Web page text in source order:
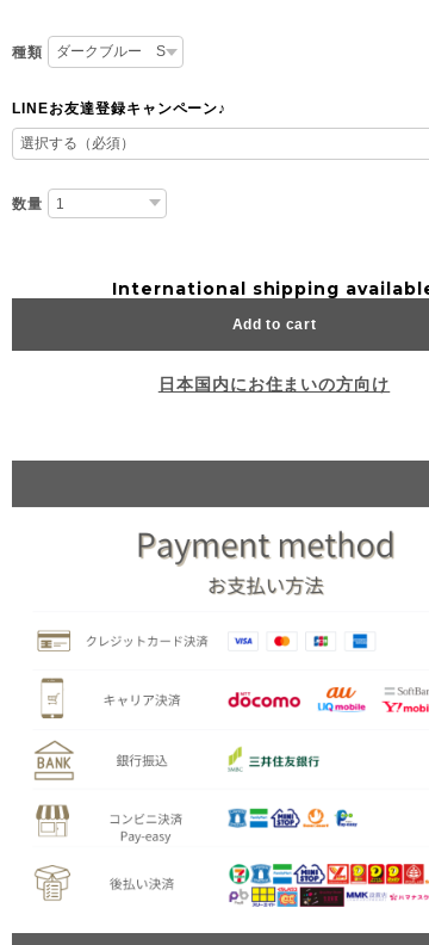
種類
LINEお友達登録キャンペーン♪
数量
International shipping
Add to cart
日本国内にお住まいの方向け